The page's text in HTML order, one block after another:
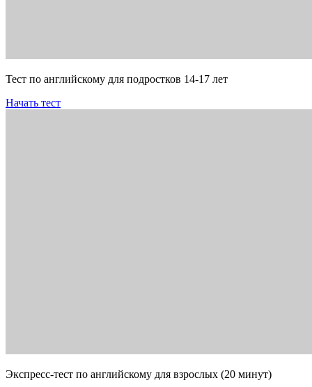
Тест по английскому для подростков 14-17 лет
Начать тест
Экспресс-тест по английскому для взрослых (20 минут)